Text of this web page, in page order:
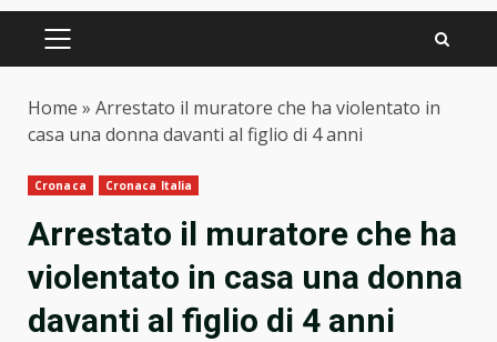
PRIMARY
Home » Arrestato il muratore che ha violentato in
casa una donna davanti al figlio di 4 anni
Cronaca Cronaca Italia
Arrestato il muratore che ha
violentato in casa una donna
davanti al figlio di 4 anni